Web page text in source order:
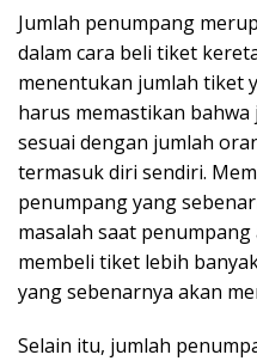
Jumlah penumpang
dalam cara beli tiket
menentukan jumlah tiket
harus memastikan
sesuai dengan jumlah
termasuk diri sendiri.
penumpang yang
masalah saat
membeli tiket lebih
yang sebenarnya akan
Selain itu, jumlah